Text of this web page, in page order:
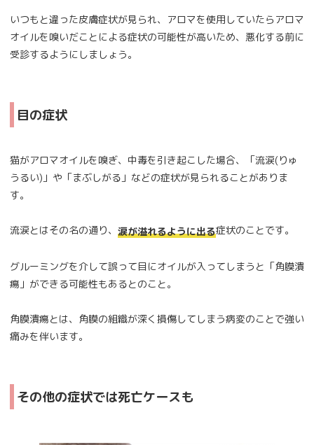
いつもと違った皮膚症状が見られ、アロマを使用していたらアロマ
オイルを嗅いだことによる症状の可能性が高いため、悪化する前に
受診するようにしましょう。
目の症状
猫がアロマオイルを嗅ぎ、中毒を引き起こした場合、「流涙(りゅ
うるい)」や「まぶしがる」などの症状が見られることがありま
す。
流涙とはその名の通り、 涙が溢れるように出る症状のことです。
グルーミングを介して誤って目にオイルが入ってしまうと「角膜潰
瘍」ができる可能性もあるとのこと。
角膜潰瘍とは、角膜の組織が深く損傷してしまう病変のことで強い
痛みを伴います。
その他の症状では死亡ケースも